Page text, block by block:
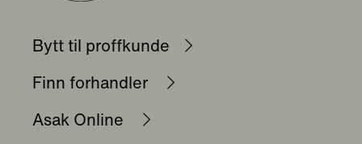
Bytt til proffkunde
Finn forhandler
Asak Online